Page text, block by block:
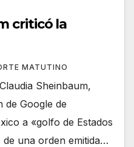
criticó la
MATUTINO
Sheinbaum,
de Google de
a «golfo de Estados
una orden emitida…